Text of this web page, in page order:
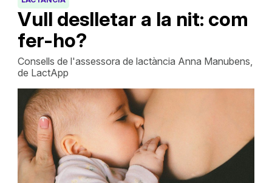
Vull deslletar a la nit: com
fer-ho?
Consells de l'assessora de lactància Anna Manubens,
de LactApp